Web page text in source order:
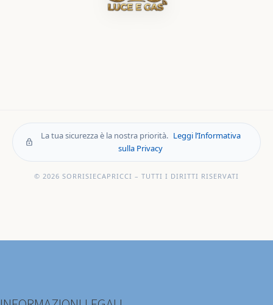
La tua sicurezza è la nostra priorità. Leggi l’Informativa
sulla Privacy
© 2026 SORRISIECAPRICCI – TUTTI I DIRITTI RISERVATI